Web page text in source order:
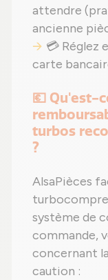
attendre
ancienne
💳 Réglez
carte
💶 Qu'est-
turbos
?
AlsaPièces
système de
commande,
concernant
caution :